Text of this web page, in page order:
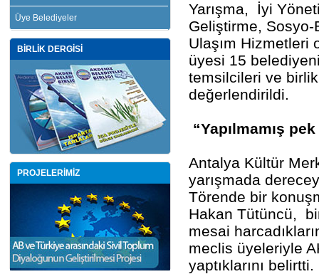
Üye Belediyeler
BİRLİK DERGİSİ
PROJELERİMİZ
Yarışma, İyi
Geliştirme, Sosyo-
Ulaşım Hizmetleri
üyesi 15
temsilcileri ve
değerlendirildi.
“Yapılmamış
Antalya Kültür
yarışmada
Törende bir
Hakan Tütüncü,
mesai
meclis üyeleriyle
yaptıklarını belirtti.